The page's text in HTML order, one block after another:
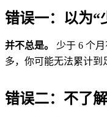
错误一：以为“
并不总是。
少于 6 个
多，你可能无法累计到
错误二：不了